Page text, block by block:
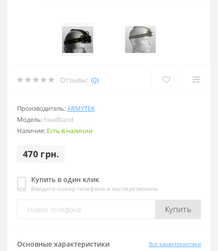
Отзывы: (0)
Производитель:ARMYTEK
Модель: headband
Наличие: Есть в наличии
470 грн.
Купить в один клик
Введите номер телефона и мы перезвоним
Купить
Основные характеристики Все характеристики